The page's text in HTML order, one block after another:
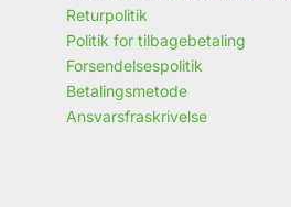
Returpolitik
Politik for tilbagebetaling
Forsendelsespolitik
Betalingsmetode
Ansvarsfraskrivelse